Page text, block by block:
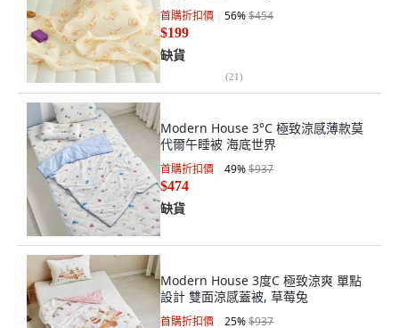
首購折扣價 56%$454
$199
缺貨
(21)
Modern House 3°C 極致涼感薄款莫
代爾午睡被 海底世界
首購折扣價 49%$937
$474
缺貨
Modern House 3度C 極致涼爽 單點
設計 雙面涼感蓋被, 草莓兔
首購折扣價 25%$937